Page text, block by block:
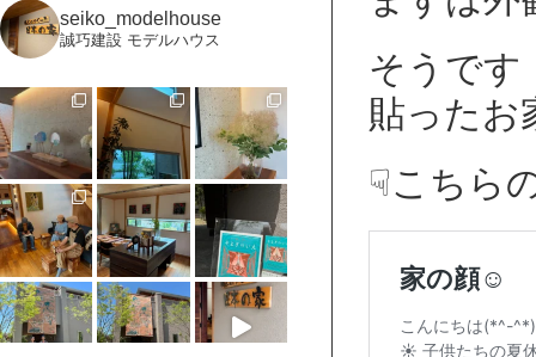
そうです
貼ったお
☟こちら
もっと見る
Instagramをフォロー
seiko_modelhouse
誠巧建設 モデルハウス